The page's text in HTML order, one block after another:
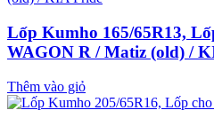
Lốp Kumho 165/65R13,
WAGON R / Matiz (old) /
Thêm vào giỏ